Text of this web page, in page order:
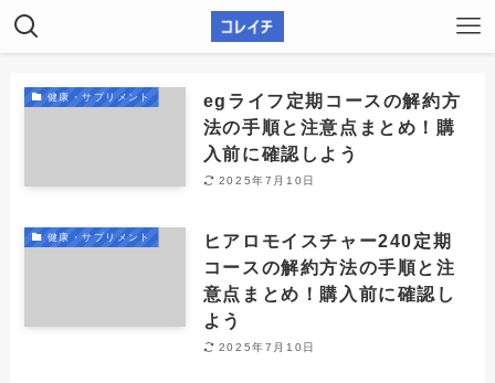
健康・サプリメント
egライフ定期コースの解約方
法の手順と注意点まとめ！購
入前に確認しよう
2025年7月10日
健康・サプリメント
ヒアロモイスチャー240定期
コースの解約方法の手順と注
意点まとめ！購入前に確認し
よう
2025年7月10日